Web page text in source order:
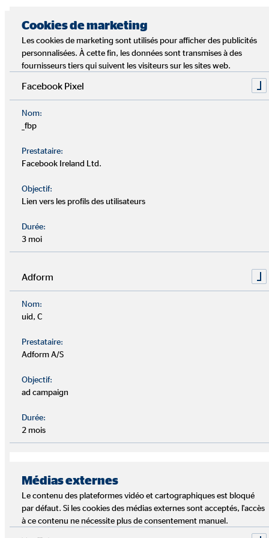
Nous sommes tous des êtres
humains.
tes textes. Même dans l'espace numérique, tu communiques
de quelqu'un dans la vie réelle.
Sois respectueux et poli.
politesse dans nos relations. Toute forme de langage
insultant, dévalorisant ou discriminatoire ne sera pas
tolérée, de même que les commentaires contenant des
propos haineux, racistes, sexistes, du rejet ou toute autre
Cookies de marketing
Les cookies de marketing sont utilisés pour afficher des publicités
personnalisées. À cette fin, les données sont transmises à des
fournisseurs tiers qui suivent les visiteurs sur les sites web.
Facebook Pixel
Nom:
_fbp
Prestataire:
Facebook Ireland Ltd.
Objectif:
Lien vers les profils des utilisateurs
Durée:
3 moi
Adform
Nom:
uid, C
Prestataire:
Adform A/S
Objectif:
ad campaign
Durée:
2 mois
Médias externes
Le contenu des plateformes vidéo et cartographiques est bloqué
par défaut. Si les cookies des médias externes sont acceptés, l'accès
à ce contenu ne nécessite plus de consentement manuel.